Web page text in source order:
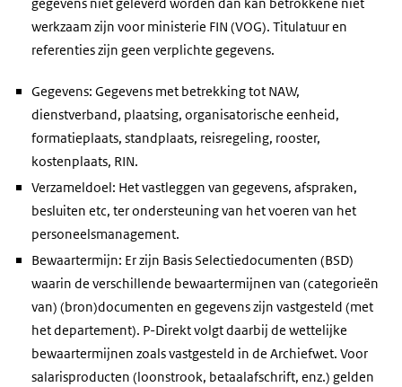
gegevens niet geleverd worden dan kan betrokkene niet
werkzaam zijn voor ministerie FIN (VOG). Titulatuur en
referenties zijn geen verplichte gegevens.
Gegevens: Gegevens met betrekking tot NAW,
dienstverband, plaatsing, organisatorische eenheid,
formatieplaats, standplaats, reisregeling, rooster,
kostenplaats, RIN.
Verzameldoel: Het vastleggen van gegevens, afspraken,
besluiten etc, ter ondersteuning van het voeren van het
personeelsmanagement.
Bewaartermijn: Er zijn Basis Selectiedocumenten (BSD)
waarin de verschillende bewaartermijnen van (categorieën
van) (bron)documenten en gegevens zijn vastgesteld (met
het departement). P-Direkt volgt daarbij de wettelijke
bewaartermijnen zoals vastgesteld in de Archiefwet. Voor
salarisproducten (loonstrook, betaalafschrift, enz.) gelden